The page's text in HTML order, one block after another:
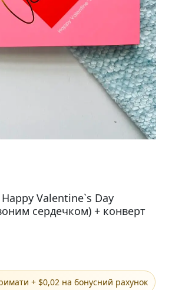
Happy Valentine`s Day
сердечком) + конверт
+ $0,02 на бонусний рахунок